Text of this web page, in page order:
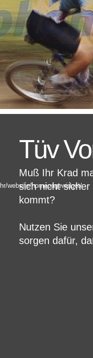
Tüv
Muß Ihr Krad
sich nicht
kommt?
Nutzen Sie
sorgen dafür,
website/homepagewidget/